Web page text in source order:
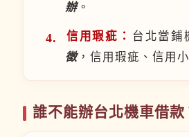
辦。
信用瑕疵： 台北當鋪
徵，信用瑕疵、信用
誰不能辦台北機車借款